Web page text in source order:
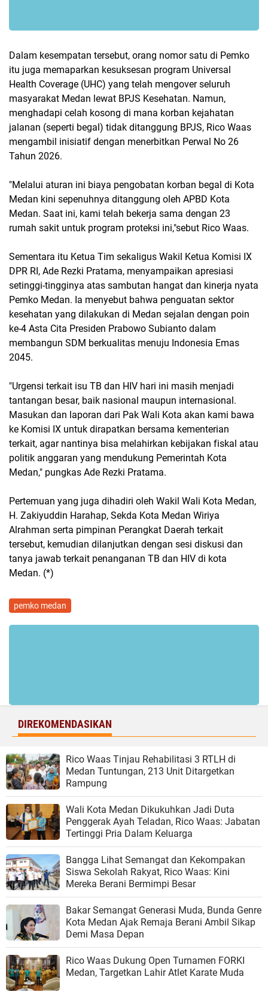
Dalam kesempatan tersebut, orang nomor satu di Pemko
itu juga memaparkan kesuksesan program Universal
Health Coverage (UHC) yang telah mengover seluruh
masyarakat Medan lewat BPJS Kesehatan. Namun,
menghadapi celah kosong di mana korban kejahatan
jalanan (seperti begal) tidak ditanggung BPJS, Rico Waas
mengambil inisiatif dengan menerbitkan Perwal No 26
Tahun 2026.
"Melalui aturan ini biaya pengobatan korban begal di Kota
Medan kini sepenuhnya ditanggung oleh APBD Kota
Medan. Saat ini, kami telah bekerja sama dengan 23
rumah sakit untuk program proteksi ini,"sebut Rico Waas.
Sementara itu Ketua Tim sekaligus Wakil Ketua Komisi IX
DPR RI, Ade Rezki Pratama, menyampaikan apresiasi
setinggi-tingginya atas sambutan hangat dan kinerja nyata
Pemko Medan. Ia menyebut bahwa penguatan sektor
kesehatan yang dilakukan di Medan sejalan dengan poin
ke-4 Asta Cita Presiden Prabowo Subianto dalam
membangun SDM berkualitas menuju Indonesia Emas
2045.
"Urgensi terkait isu TB dan HIV hari ini masih menjadi
tantangan besar, baik nasional maupun internasional.
Masukan dan laporan dari Pak Wali Kota akan kami bawa
ke Komisi IX untuk dirapatkan bersama kementerian
terkait, agar nantinya bisa melahirkan kebijakan fiskal atau
politik anggaran yang mendukung Pemerintah Kota
Medan," pungkas Ade Rezki Pratama.
Pertemuan yang juga dihadiri oleh Wakil Wali Kota Medan,
H. Zakiyuddin Harahap, Sekda Kota Medan Wiriya
Alrahman serta pimpinan Perangkat Daerah terkait
tersebut, kemudian dilanjutkan dengan sesi diskusi dan
tanya jawab terkait penanganan TB dan HIV di kota
Medan. (*)
pemko medan
DIREKOMENDASIKAN
Rico Waas Tinjau Rehabilitasi 3 RTLH di
Medan Tuntungan, 213 Unit Ditargetkan
Rampung
Wali Kota Medan Dikukuhkan Jadi Duta
Penggerak Ayah Teladan, Rico Waas: Jabatan
Tertinggi Pria Dalam Keluarga
Bangga Lihat Semangat dan Kekompakan
Siswa Sekolah Rakyat, Rico Waas: Kini
Mereka Berani Bermimpi Besar
Bakar Semangat Generasi Muda, Bunda Genre
Kota Medan Ajak Remaja Berani Ambil Sikap
Demi Masa Depan
Rico Waas Dukung Open Turnamen FORKI
Medan, Targetkan Lahir Atlet Karate Muda